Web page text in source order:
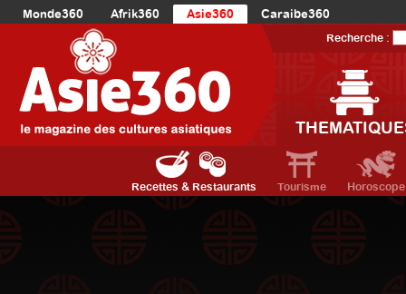
Monde360 Afrik360 Asie360
Caraibe360
Europe360
AmériqueDuNord360
Océanie360
Recherche :
Recettes & Restaurants Tourisme Horoscope